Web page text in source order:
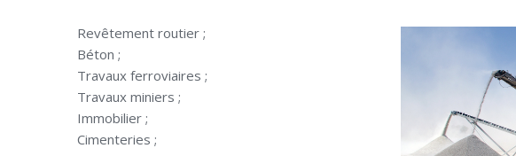
Revêtement routier ;
Béton ;
Travaux ferroviaires ;
Travaux miniers ;
Immobilier ;
Cimenteries ;